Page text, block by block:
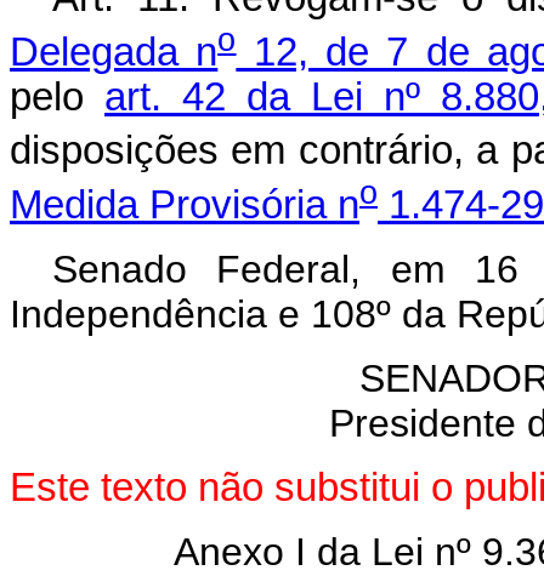
Delegada no12, de 7 de
pelo art. 42 da Lei nº
disposições em contrário, a
Medida Provisória no 1.474-
Senado Federal, em
Independência e 108º da
Presidente
Este texto não substitui o
Anexo I da Lei nº